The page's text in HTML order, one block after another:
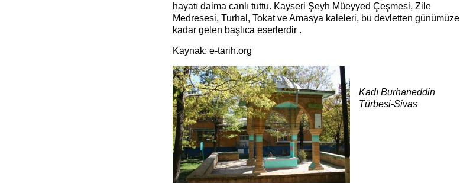
hayatı daima canlı tuttu. Kayseri Şeyh Müeyyed Çeşmesi, Zile
Medresesi, Turhal, Tokat ve Amasya kaleleri, bu devletten günümüze
kadar gelen başlıca eserlerdir .
Kaynak: e-tarih.org
Kadı Burhaneddin
Türbesi-Sivas